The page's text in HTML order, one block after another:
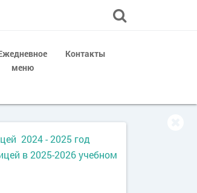
меню
Контакты
2024 - 2025 год
в 2025-2026 учебном